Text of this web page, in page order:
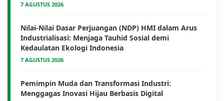
7 AGUSTUS 2026
Nilai-Nilai Dasar Perjuangan (NDP) HMI dalam Arus
Industrialisasi: Menjaga Tauhid Sosial demi
Kedaulatan Ekologi Indonesia
7 AGUSTUS 2026
Pemimpin Muda dan Transformasi Industri:
Menggagas Inovasi Hijau Berbasis Digital